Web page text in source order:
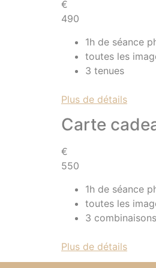
€
490
1h de séance
toutes les
3 tenues
Plus de détails
Carte
€
550
1h de séance
toutes les
3 combinaisons
Plus de détails